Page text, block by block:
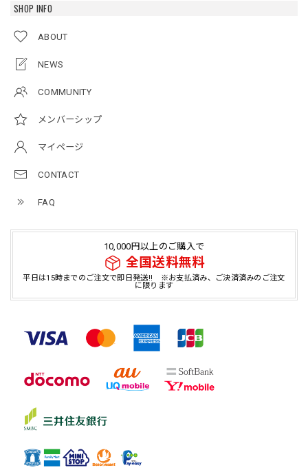
SHOP INFO
ABOUT
NEWS
COMMUNITY
メンバーシップ
マイページ
CONTACT
FAQ
10,000円以上のご購入で
全国送料無料
平日は15時までのご注文で即日発送!! ※お支払済み、ご決済済みのご注文
に限ります